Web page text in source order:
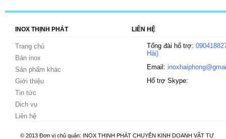
INOX THỊNH PHÁT
Trang chủ
Bán inox
Sản phẩm khác
Giới thiệu
Tin tức
Dịch vụ
Liên hệ
LIÊN HỆ
Tổng đài hổ trợ:
Hải)
Email:
Hổ trợ Skype:
© 2013 Đơn vị chủ quản: INOX THỊNH PHÁT CHUYÊN KINH DOANH VẬT TƯ